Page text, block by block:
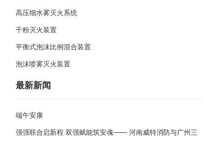
高压细水雾灭火系统
干粉灭火装置
平衡式泡沫比例混合装置
泡沫喷雾灭火装置
最新新闻
端午安康
强强联合启新程 双强赋能筑安魂—— 河南威特消防与广州三